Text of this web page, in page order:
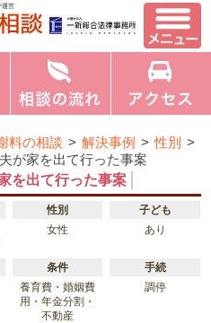
運営
料の相談 > 解決事例 > 性別 >
が家を出て行った事案
を出て行った事案
性別
子ども
女性 あり
条件
手続
養育費・婚姻費
用・年金分割・
不動産
調停